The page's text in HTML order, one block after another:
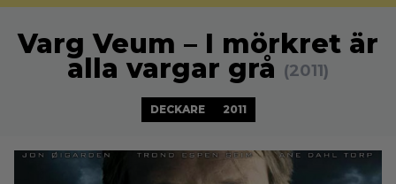
Varg Veum – I mörkret är
alla vargar grå (2011)
DECKARE 2011